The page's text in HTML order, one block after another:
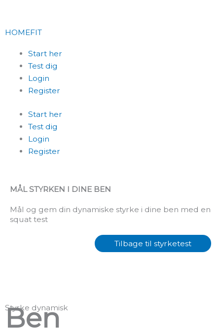
content
HOMEFIT
Start her
Test dig
Login
Register
Start her
Test dig
Login
Register
MÅL STYRKEN I DINE BEN
Mål og gem din dynamiske styrke i dine ben med en
squat test
Tilbage til styrketest
Styrke dynamisk
Ben